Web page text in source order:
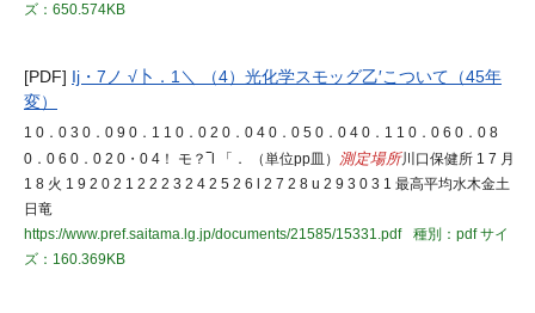
ズ：650.574KB
[PDF] Ij・7ノ √卜．1＼ （4）光化学スモッグ乙′こついて（45年
変）
1 0．0 3 0．0 9 0．1 1 0．0 2 0．0 4 0．0 5 0．0 4 0．1 1 0．0 6 0．0 8
0．0 6 0．0 2 0・0 4！ モ？‾l 「． （単位pp皿） 測定場所川口保健所 1 7 月
1 8 火 1 9 2 0 2 1 2 2 2 3 2 4 2 5 2 6 l 2 7 2 8 u 2 9 3 0 3 1 最高平均水木金土
日竜
https://www.pref.saitama.lg.jp/documents/21585/15331.pdf
種別：pdfサイ
ズ：160.369KB